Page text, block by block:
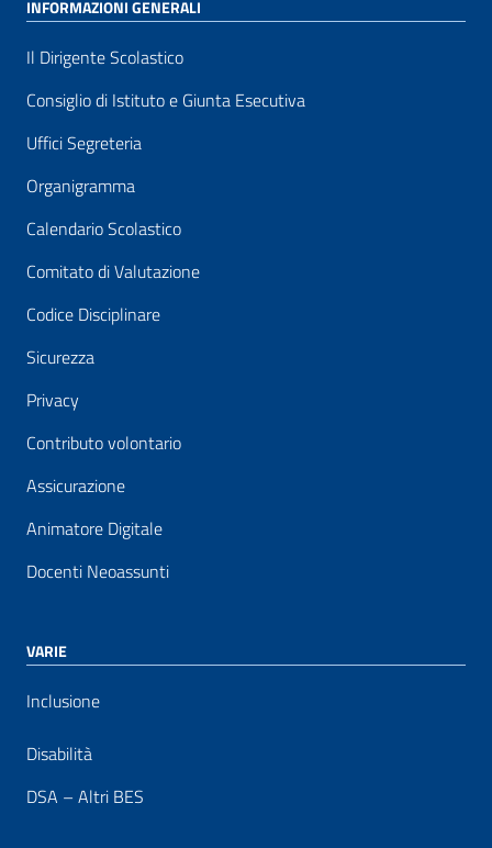
INFORMAZIONI GENERALI
Il Dirigente Scolastico
Consiglio di Istituto e Giunta Esecutiva
Uffici Segreteria
Organigramma
Calendario Scolastico
Comitato di Valutazione
Codice Disciplinare
Sicurezza
Privacy
Contributo volontario
Assicurazione
Animatore Digitale
Docenti Neoassunti
VARIE
Inclusione
Disabilità
DSA – Altri BES